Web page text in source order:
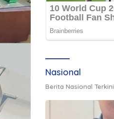
Nasional
Berita Nasional Terkini